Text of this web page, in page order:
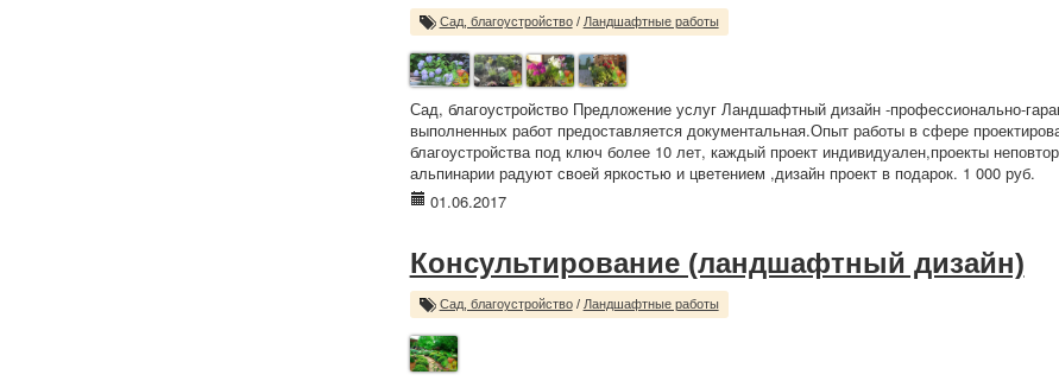
Сад, благоустройство/ Ландшафтные работы
Сад, благоустройство Предложение услуг Ландшафтный дизайн -профессионально-
выполненных работ предоставляется документальная.Опыт работы в сфере
благоустройства под ключ более 10 лет, каждый проект индивидуален,проекты
альпинарии радуют своей яркостью и цветением ,дизайн проект в подарок. 1 000 руб.
01.06.2017
Консультирование (ландшафтный дизайн)
Сад, благоустройство/ Ландшафтные работы